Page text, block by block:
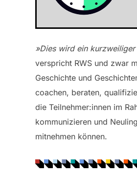
»Dies wird ein
verspricht RWS und zwar
Geschichte und
coachen, beraten,
die Teilnehmer:innen im
kommunizieren und
mitnehmen können.